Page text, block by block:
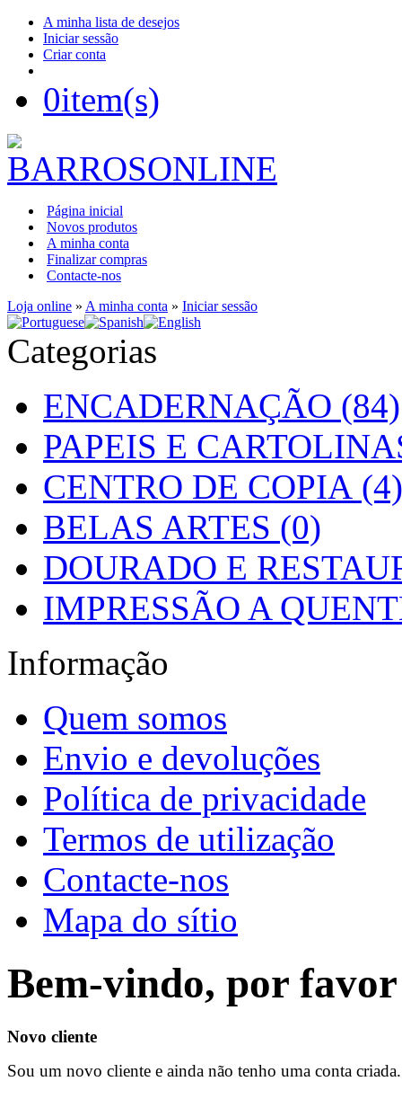
A minha lista de desejos
Iniciar sessão
Criar conta
0item(s)
Página inicial
Novos produtos
A minha conta
Finalizar compras
Contacte-nos
Loja online » A minha conta » Iniciar sessão
Categorias
ENCADERNAÇÃO (84)
PAPEIS E
CENTRO DE COPIA (4)
BELAS ARTES (0)
DOURADO E
IMPRESSÃO A
Informação
Quem somos
Envio e devoluções
Política de privacidade
Termos de utilização
Contacte-nos
Mapa do sítio
Bem-vindo, por favor
Novo cliente
Sou um novo cliente e ainda não tenho uma conta criada.